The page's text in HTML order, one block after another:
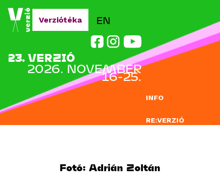
Jump to navigation
INFO
RE:VERZIÓ
EN
23. VERZIÓ
2026. NOVEMBER
16-25.
Verziótéka
Fotó: Adrián Zoltán